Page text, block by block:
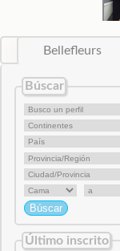
Bellefleurs
Búscar
Último inscrito